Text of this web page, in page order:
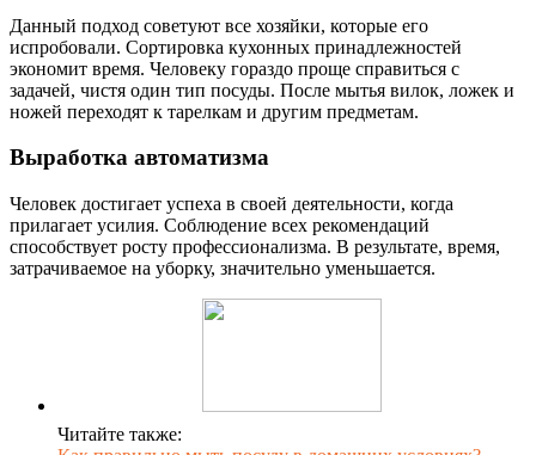
Данный подход советуют все хозяйки, которые его
испробовали. Сортировка кухонных принадлежностей
экономит время. Человеку гораздо проще справиться с
задачей, чистя один тип посуды. После мытья вилок, ложек и
ножей переходят к тарелкам и другим предметам.
Выработка автоматизма
Человек достигает успеха в своей деятельности, когда
прилагает усилия. Соблюдение всех рекомендаций
способствует росту профессионализма. В результате, время,
затрачиваемое на уборку, значительно уменьшается.
Читайте также: